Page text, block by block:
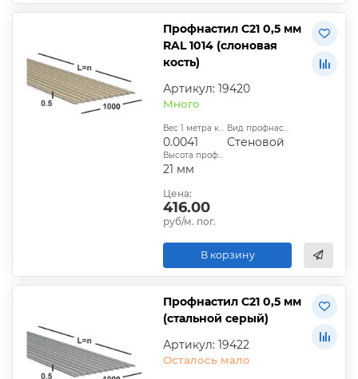
Профнастил С21 0,5 мм
RAL 1014 (слоновая
кость)
Артикул: 19420
Много
Вес 1 метра квадратного, т:
0.0041
Вид профнастила:
Стеновой
Высота профиля:
21 мм
Цена:
416.00
руб/м. пог.
В корзину
Профнастил С21 0,5 мм
(стальной серый)
Артикул: 19422
Осталось мало